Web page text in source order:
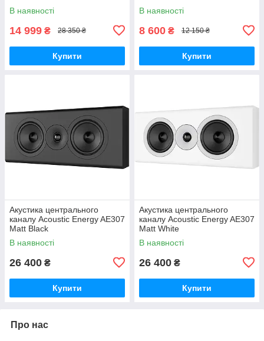
В наявності
14 999 ₴ 28 350 ₴
Купити
В наявності
8 600 ₴ 12 150 ₴
Купити
Акустика центрального
каналу Acoustic Energy AE307
Matt Black
В наявності
26 400 ₴
Купити
Акустика центрального
каналу Acoustic Energy AE307
Matt White
В наявності
26 400 ₴
Купити
Про нас